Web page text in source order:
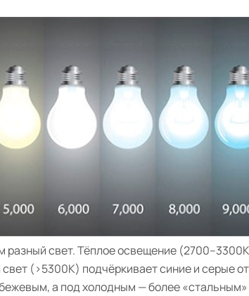
свет. Тёплое освещение
(>5300K) подчёркивает синие и серые
а под холодным — более